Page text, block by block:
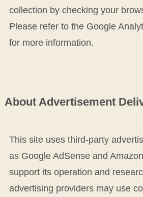
collection by checking your
Please refer to the Google
for more information.
About Advertisement
This site uses third-party
as Google AdSense and
support its operation and
advertising providers may use